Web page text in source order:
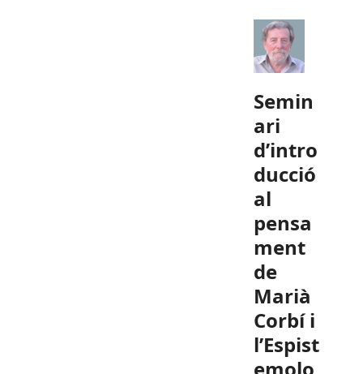
Semin
ari
d’intro
ducció
al
pensa
ment
de
Marià
Corbí i
l’Espist
emolo